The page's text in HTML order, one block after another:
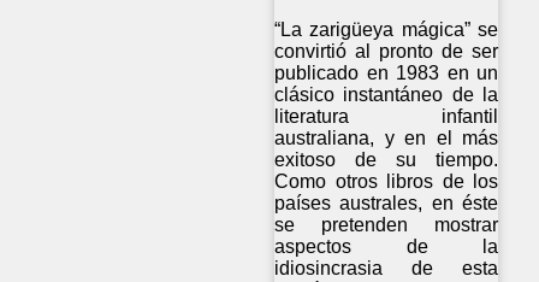
“La zarigüeya mágica” se
convirtió al pronto de ser
publicado en 1983 en un
clásico instantáneo de la
literatura infantil
australiana, y en el más
exitoso de su tiempo.
Como otros libros de los
países australes, en éste
se pretenden mostrar
aspectos de la
idiosincrasia de esta